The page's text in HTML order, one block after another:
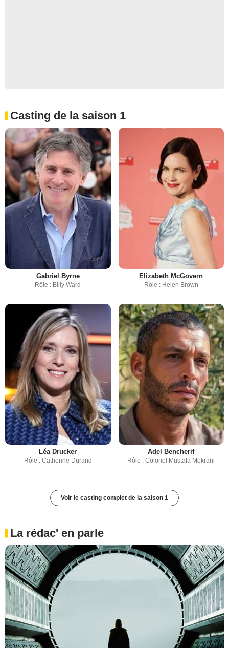
Casting de la saison 1
Gabriel Byrne
Rôle : Billy Ward
Elizabeth McGovern
Rôle : Helen Brown
Léa Drucker
Rôle : Catherine Durand
Adel Bencherif
Rôle : Colonel Mustafa Mokrani
Voir le casting complet de la saison 1
La rédac' en parle